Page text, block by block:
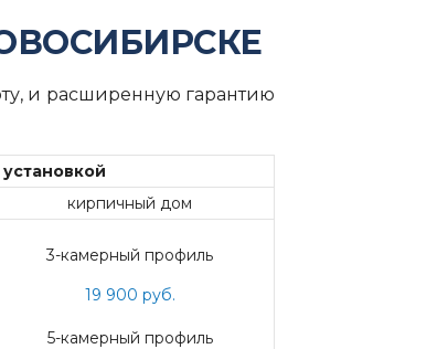
и расширенную гарантию
кирпичный дом
3-камерный профиль
19 900 руб.
5-камерный профиль